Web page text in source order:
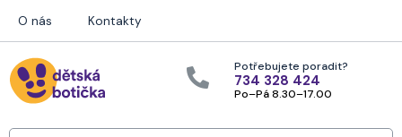
O nás Kontakty
Potřebujete poradit?
734 328 424
Po–Pá 8.30–17.00